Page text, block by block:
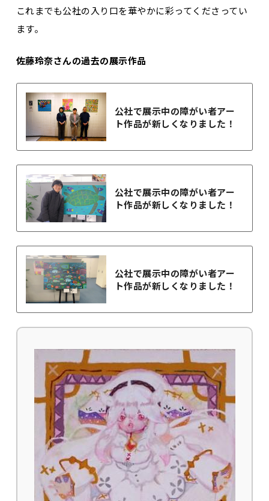
これまでも公社の入り口を華やかに彩ってくださってい
ます。
佐藤玲奈さんの過去の展示作品
公社で展示中の障がい者アー
ト作品が新しくなりました！
公社で展示中の障がい者アー
ト作品が新しくなりました！
公社で展示中の障がい者アー
ト作品が新しくなりました！